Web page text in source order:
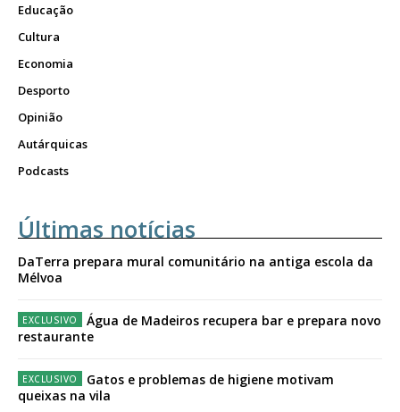
Educação
Cultura
Economia
Desporto
Opinião
Autárquicas
Podcasts
Últimas notícias
DaTerra prepara mural comunitário na antiga escola da
Mélvoa
Água de Madeiros recupera bar e prepara novo
restaurante
Gatos e problemas de higiene motivam
queixas na vila